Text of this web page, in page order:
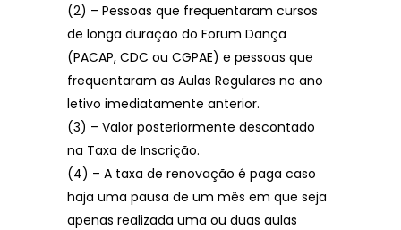
(2) – Pessoas que frequentaram cursos
de longa duração do Forum Dança
(PACAP, CDC ou CGPAE) e pessoas que
frequentaram as Aulas Regulares no ano
letivo imediatamente anterior.
(3) – Valor posteriormente descontado
na Taxa de Inscrição.
(4) – A taxa de renovação é paga caso
haja uma pausa de um mês em que seja
apenas realizada uma ou duas aulas